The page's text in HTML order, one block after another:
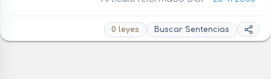
0 leyes Buscar Sentencias